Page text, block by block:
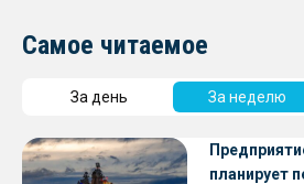
Самое читаемое
За день За неделю
планирует